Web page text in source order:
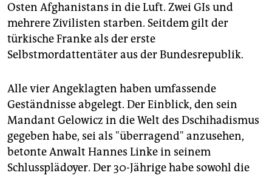
Osten Afghanistans in die Luft. Zwei GIs und
mehrere Zivilisten starben. Seitdem gilt der
türkische Franke als der erste
Selbstmordattentäter aus der Bundesrepublik.
Alle vier Angeklagten haben umfassende
Geständnisse abgelegt. Der Einblick, den sein
Mandant Gelowicz in die Welt des Dschihadismus
gegeben habe, sei als "überragend" anzusehen,
betonte Anwalt Hannes Linke in seinem
Schlussplädoyer. Der 30-Jährige habe sowohl die